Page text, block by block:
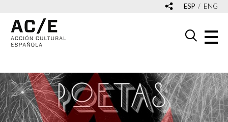
ESP ENG